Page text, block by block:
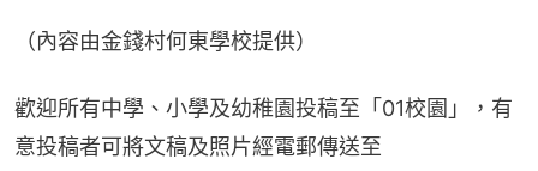
（內容由金錢村何東學校提供）
歡迎所有中學、小學及幼稚園投稿至「01校園」，有
意投稿者可將文稿及照片經電郵傳送至